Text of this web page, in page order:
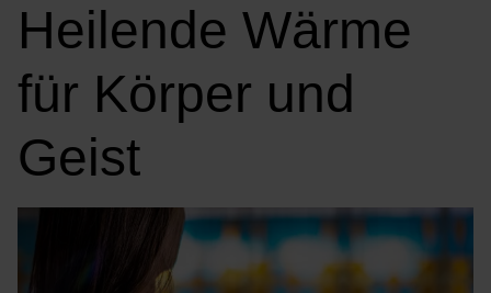
Heilende Wärme
für Körper und
Geist